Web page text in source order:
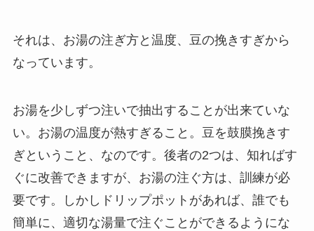
それは、お湯の注ぎ方と温度、豆の挽きすぎから
なっています。
お湯を少しずつ注いで抽出することが出来ていな
い。お湯の温度が熱すぎること。豆を鼓膜挽きす
ぎということ、なのです。後者の2つは、知ればす
ぐに改善できますが、お湯の注ぐ方は、訓練が必
要です。
しかしドリップポットがあれば、誰でも
簡単に、適切な湯量で注ぐことができるようにな